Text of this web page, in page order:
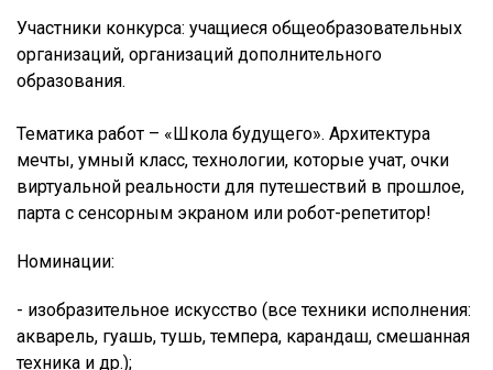
Участники конкурса: учащиеся общеобразовательных
организаций, организаций дополнительного
образования.
Тематика работ – «Школа будущего». Архитектура
мечты, умный класс, технологии, которые учат, очки
виртуальной реальности для путешествий в прошлое,
парта с сенсорным экраном или робот-репетитор!
Номинации:
- изобразительное искусство (все техники исполнения:
акварель, гуашь, тушь, темпера, карандаш, смешанная
техника и др.);